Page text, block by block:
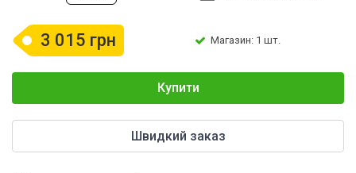
3 015 грн Магазин: 1 шт.
Купити
Швидкий заказ